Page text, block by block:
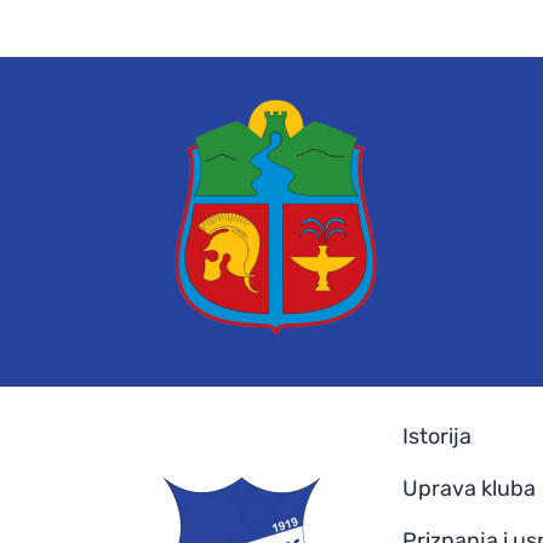
Istorija
Uprava kluba